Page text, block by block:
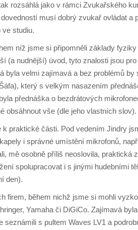
rozsáhlá jako v rámci Zvukařského
musí dobrý zvukař ovládat a
studiu.
níž jsme si připomněli základy
(a nudnější) úvod, tyto znalosti jsou
byla velmi zajímavá a bez problémů
který s velkým nasazením
přednáška o bezdrátových
obsáhnout vše (dle jeho vlastních slov).
praktické části. Pod vedením Jindry
i správné umístění mikrofonů,
mě osobně příliš neoslovila, praktická
spolupracovat i s jinými hudebními
den).
firem, během nichž jsme si mohli
Yamaha či DiGiCo. Zajímavá
s pultem Waves LV1 a